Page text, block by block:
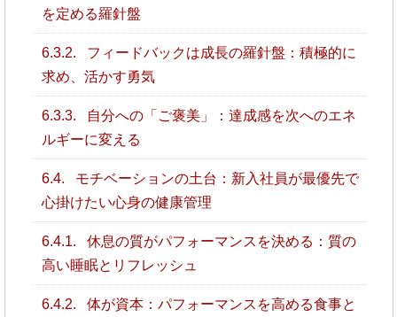
を定める羅針盤
6.3.2.
フィードバックは成長の羅針盤：積極的に
求め、活かす勇気
6.3.3.
自分への「ご褒美」：達成感を次へのエネ
ルギーに変える
6.4.
モチベーションの土台：新入社員が最優先で
心掛けたい心身の健康管理
6.4.1.
休息の質がパフォーマンスを決める：質の
高い睡眠とリフレッシュ
6.4.2.
体が資本：パフォーマンスを高める食事と